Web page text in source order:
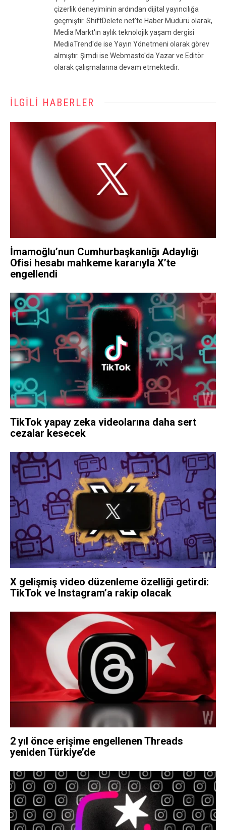
çizerlik deneyiminin ardından dijital yayıncılığa
geçmiştir. ShiftDelete.net'te Haber Müdürü olarak,
Media Markt'ın aylık teknolojik yaşam dergisi
MediaTrend'de ise Yayın Yönetmeni olarak görev
almıştır. Şimdi ise Webmasto'da Yazar ve Editör
olarak çalışmalarına devam etmektedir.
İLGILI HABERLER
İmamoğlu’nun Cumhurbaşkanlığı Adaylığı
Ofisi hesabı mahkeme kararıyla X’te
engellendi
TikTok yapay zeka videolarına daha sert
cezalar kesecek
X gelişmiş video düzenleme özelliği getirdi:
TikTok ve Instagram’a rakip olacak
2 yıl önce erişime engellenen Threads
yeniden Türkiye’de